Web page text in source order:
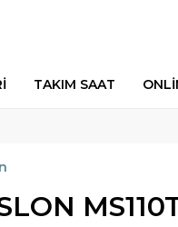
TAKIM SAAT